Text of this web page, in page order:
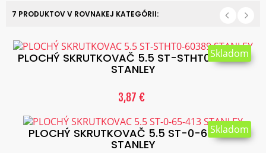
7 PRODUKTOV V ROVNAKEJ KATEGÓRII:
PLOCHÝ SKRUTKOVAČ 5.5 ST-STHT0-60389
STANLEY
3,87 €
Skladom
PLOCHÝ SKRUTKOVAČ 5.5 ST-0-65-413
STANLEY
Skladom